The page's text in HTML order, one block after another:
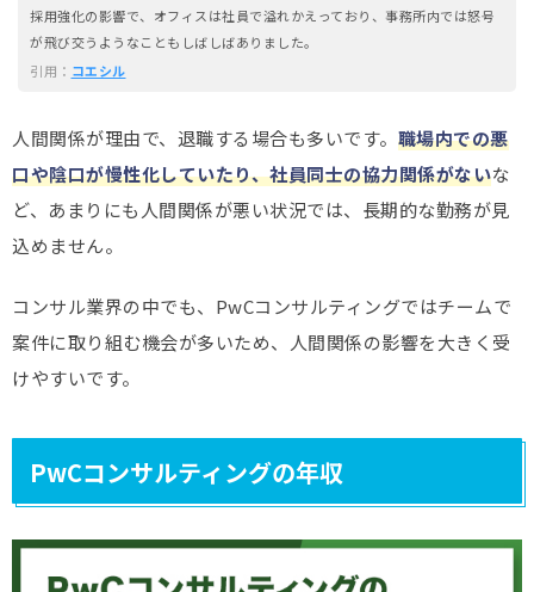
採用強化の影響で、オフィスは社員で溢れかえっており、事務所内では怒号
が飛び交うようなこともしばしばありました。
引用： コエシル
人間関係が理由で、退職する場合も多いです。 職場内での悪
口や陰口が慢性化していたり、社員同士の協力関係がないな
ど、あまりにも人間関係が悪い状況では、長期的な勤務が見
込めません。
コンサル業界の中でも、PwCコンサルティングではチームで
案件に取り組む機会が多いため、人間関係の影響を大きく受
けやすいです。
PwCコンサルティングの年収